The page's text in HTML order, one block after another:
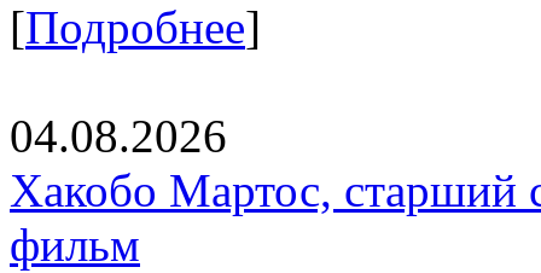
[Подробнее]
04.08.2026
Хакобо Мартос, старший
фильм